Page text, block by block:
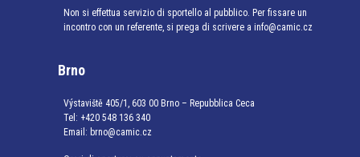
Non si effettua servizio di sportello al pubblico. Per fissare un
incontro con un referente, si prega di scrivere a info@camic.cz
Brno
Výstaviště 405/1, 603 00 Brno – Repubblica Ceca
Tel: +420 548 136 340
Email: brno@camic.cz